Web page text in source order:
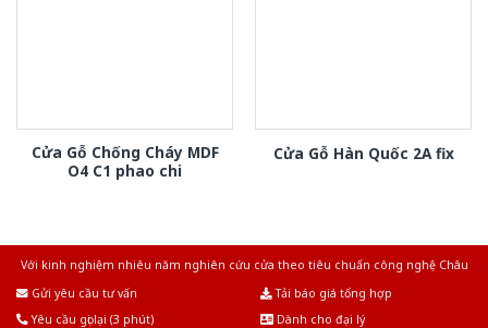
Cửa Gỗ Chống Cháy MDF
O4 C1 phao chi
Cửa Gỗ Hàn Quốc 2A fix
Với kinh nghiệm nhiêu năm nghiên cứu cửa theo tiêu chuẩn công nghệ Châu
Gửi yêu cầu tư vấn
Tải báo giá tổng hợp
Yêu cầu gọi lại (3 phút)
Dành cho đại lý